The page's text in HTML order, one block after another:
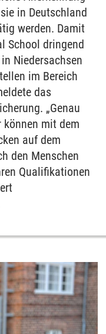
in Deutschland
werden. Damit
School dringend
Niedersachsen
im Bereich
das
„Genau
können mit dem
auf dem
den Menschen
Qualifikationen